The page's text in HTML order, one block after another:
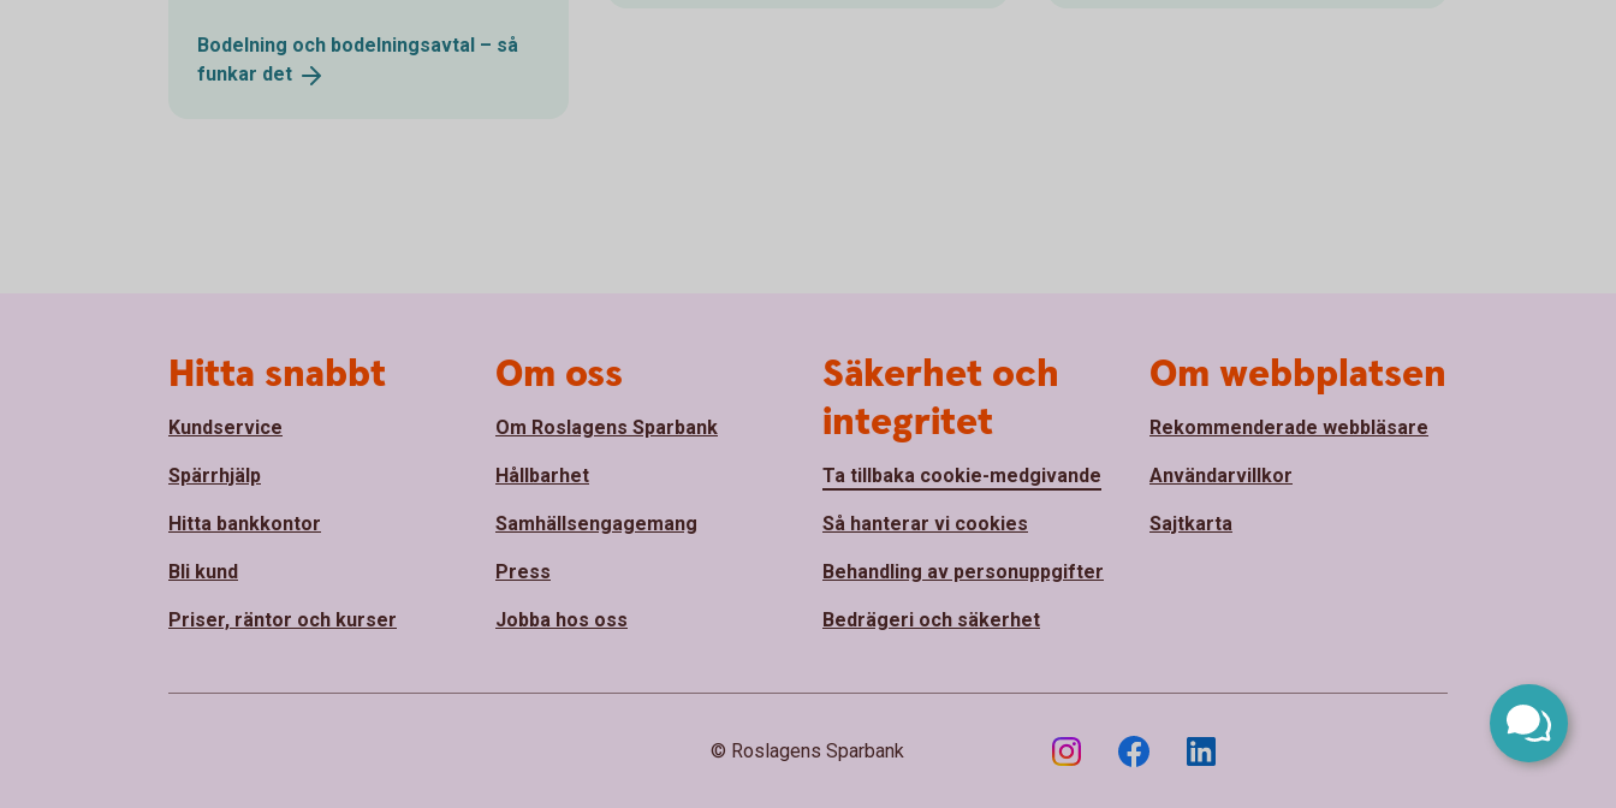
Bodelning och bodelningsavtal – så
funkar det
Hitta snabbt
Kundservice
Spärrhjälp
Hitta bankkontor
Bli kund
Priser, räntor och kurser
Om oss
Om Roslagens Sparbank
Hållbarhet
Samhällsengagemang
Press
Jobba hos oss
Säkerhet och
integritet
Ta tillbaka cookie-medgivande
Så hanterar vi cookies
Behandling av personuppgifter
Bedrägeri och säkerhet
Om webbplatsen
Rekommenderade webbläsare
Användarvillkor
Sajtkarta
© Roslagens Sparbank